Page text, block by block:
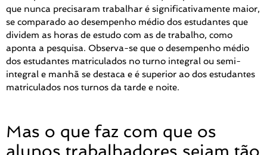
que nunca precisaram trabalhar é significativamente maior,
se comparado ao desempenho médio dos estudantes que
dividem as horas de estudo com as de trabalho, como
aponta a pesquisa. Observa-se que o desempenho médio
dos estudantes matriculados no turno integral ou semi-
integral e manhã se destaca e é superior ao dos estudantes
matriculados nos turnos da tarde e noite.
Mas o que faz com que os